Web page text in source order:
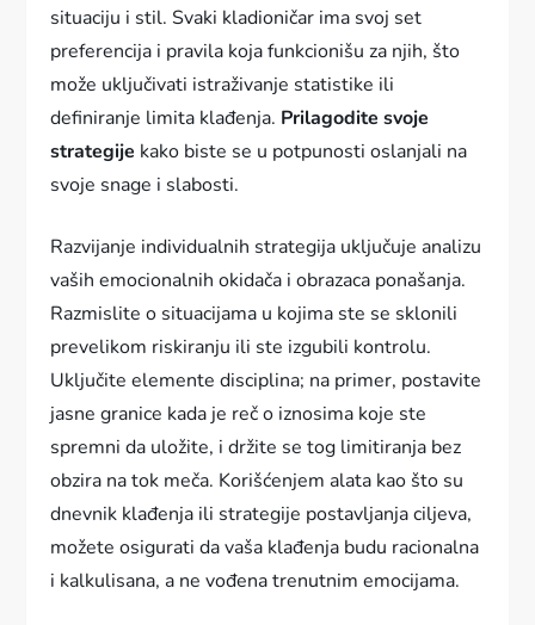
situaciju i stil. Svaki kladioničar ima svoj set
preferencija i pravila koja funkcionišu za njih, što
može uključivati istraživanje statistike ili
definiranje limita klađenja. Prilagodite svoje
strategije kako biste se u potpunosti oslanjali na
svoje snage i slabosti.
Razvijanje individualnih strategija uključuje analizu
vaših emocionalnih okidača i obrazaca ponašanja.
Razmislite o situacijama u kojima ste se sklonili
prevelikom riskiranju ili ste izgubili kontrolu.
Uključite elemente disciplina; na primer, postavite
jasne granice kada je reč o iznosima koje ste
spremni da uložite, i držite se tog limitiranja bez
obzira na tok meča. Korišćenjem alata kao što su
dnevnik klađenja ili strategije postavljanja ciljeva,
možete osigurati da vaša klađenja budu racionalna
i kalkulisana, a ne vođena trenutnim emocijama.